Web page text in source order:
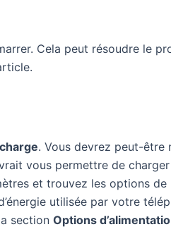
Cela peut résoudre le
. Vous devrez peut-être
vous permettre de
et trouvez les options
utilisée par votre
section Options